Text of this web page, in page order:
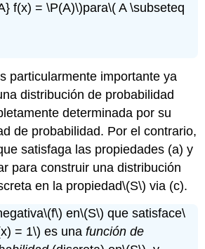
f(x) = \P(A)\)para\( A \subseteq
particularmente importante ya
distribución de probabilidad
determinada por su
de probabilidad. Por el contrario,
satisfaga las propiedades (a) y
para construir una distribución
en la propiedad\(S\) via (c).
\(f\) en\(S\) que satisface\
= 1\) es unafunción de